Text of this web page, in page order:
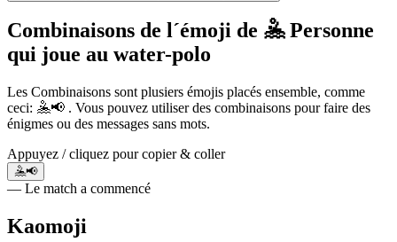
Combinaisons de l´émoji de 🤽 Personne
qui joue au water-polo
Les Combinaisons sont plusiers émojis placés ensemble, comme
ceci: 🤽📢 . Vous pouvez utiliser des combinaisons pour faire des
énigmes ou des messages sans mots.
Appuyez / cliquez pour copier & coller
🤽📢
— Le match a commencé
Kaomoji